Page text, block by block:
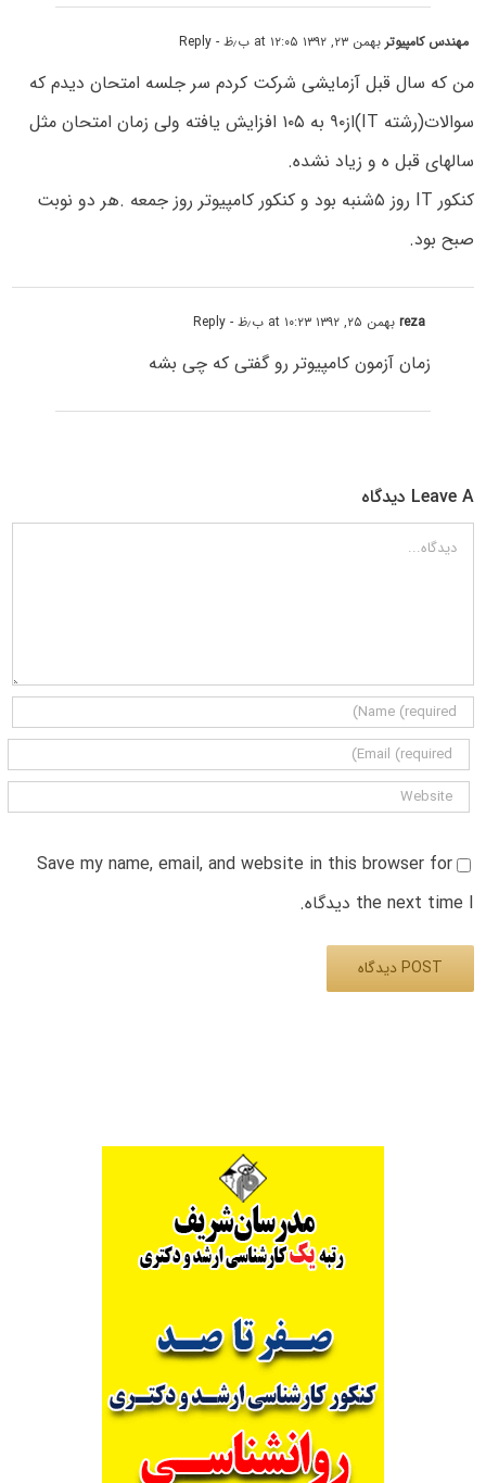
مهندس کامپیوتربهمن ۲۳, ۱۳۹۲ at ۱۲:۰۵ ب٫ظ - Reply
من که سال قبل آزمایشی شرکت کردم سر جلسه امتحان دیدم که
سوالات(رشته IT)از۹۰ به ۱۰۵ افزایش یافته ولی زمان امتحان مثل
سالهای قبل ه و زیاد نشده.
کنکور IT روز ۵شنبه بود و کنکور کامپیوتر روز جمعه .هر دو نوبت
صبح بود.
rezaبهمن ۲۵, ۱۳۹۲ at ۱۰:۲۳ ب٫ظ - Reply
زمان آزمون کامپیوتر رو گفتی که چی بشه
Leave A دیدگاه
دیدگاه
Save my name, email, and website in this browser for
the next time I دیدگاه.